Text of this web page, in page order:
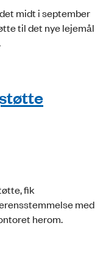
midt i september
til det nye lejemål
fik
med
herom.